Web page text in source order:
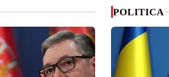
POLITICA